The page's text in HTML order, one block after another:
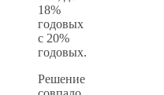
18%
годовых
с 20%
годовых.
Решение